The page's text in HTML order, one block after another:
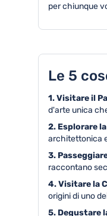
per chiunque
Le 5
1. Visitare il
d'arte unica
2. Esplorare
architettonica
3.
raccontano
4. Visitare la
origini di uno
5. Degustare